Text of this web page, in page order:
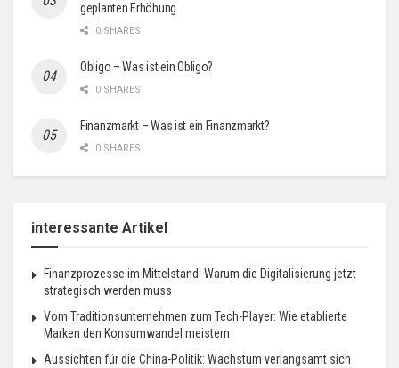
geplanten Erhöhung
0 SHARES
Obligo – Was ist ein Obligo?
0 SHARES
Finanzmarkt – Was ist ein Finanzmarkt?
0 SHARES
interessante Artikel
Finanzprozesse im Mittelstand: Warum die Digitalisierung jetzt
strategisch werden muss
Vom Traditionsunternehmen zum Tech-Player: Wie etablierte
Marken den Konsumwandel meistern
Aussichten für die China-Politik: Wachstum verlangsamt sich